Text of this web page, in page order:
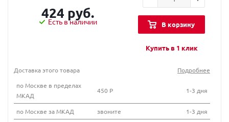
424 руб.
Есть в наличии В корзину
Купить в 1 клик
Доставка этого товара
Подробнее
по Москве в пределах
МКАД
450 Р 1-3 дня
по Москве за МКАД звоните 1-3 дня